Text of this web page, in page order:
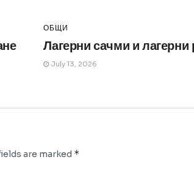
ОБЩИ
Лагерни сачми и лагерни
July 13, 2026
are marked *